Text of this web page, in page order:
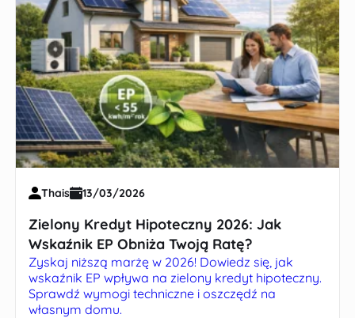
Thais 13/03/2026
Zielony Kredyt Hipoteczny 2026: Jak
Wskaźnik EP Obniża Twoją Ratę?
Zyskaj niższą marżę w 2026! Dowiedz się, jak
wskaźnik EP wpływa na zielony kredyt hipoteczny.
Sprawdź wymogi techniczne i oszczędź na
własnym domu.